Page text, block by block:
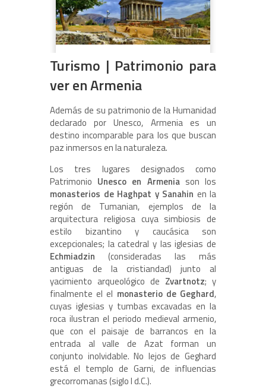
Turismo | Patrimonio para
ver en Armenia
Además de su patrimonio de la Humanidad
declarado por Unesco, Armenia es un
destino incomparable para los que buscan
paz inmersos en la naturaleza.
Los tres lugares designados como
Patrimonio Unesco en Armeniason los
monasterios de Haghpat y Sanahin en la
región de Tumanian, ejemplos de la
arquitectura religiosa cuya simbiosis de
estilo bizantino y caucásica son
excepcionales; la catedral y las iglesias de
Echmiadzin (consideradas las más
antiguas de la cristiandad)
junto al
yacimiento arqueológico de Zvartnotz; y
finalmente el el monasterio de Geghard,
cuyas iglesias y tumbas excavadas en la
roca ilustran el periodo medieval armenio,
que con el paisaje de barrancos en la
entrada al valle de Azat forman un
conjunto inolvidable. No lejos de Geghard
está el templo de Garni, de influencias
grecorromanas (siglo I d.C.).